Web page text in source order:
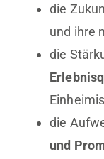
die
und ihre
die
die
und